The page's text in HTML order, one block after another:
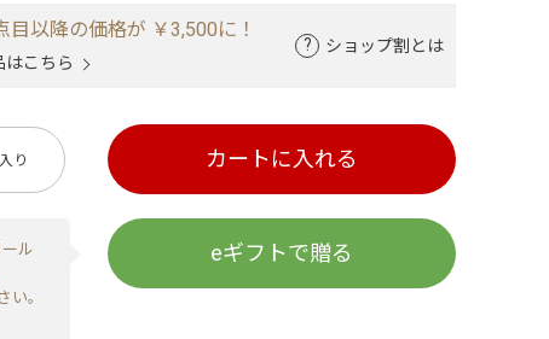
以降の価格が ￥3,500に！
はこちら
ショップ割とは
り カートに入れる
ル
い。
eギフトで贈る